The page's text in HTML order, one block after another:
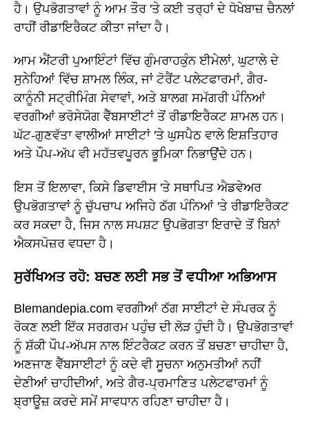
ਹੈ। ਉਪਭੋਗਤਾਵਾਂ ਨੂੰ ਆਮ ਤੌਰ 'ਤੇ ਕਈ ਤਰ੍ਹਾਂ ਦੇ ਧੋਖੇਬਾਜ਼ ਚੈਨਲਾਂ
ਰਾਹੀਂ ਰੀਡਾਇਰੈਕਟ ਕੀਤਾ ਜਾਂਦਾ ਹੈ।
ਆਮ ਐਂਟਰੀ ਪੁਆਇੰਟਾਂ ਵਿੱਚ ਗੁੰਮਰਾਹਕੁੰਨ ਈਮੇਲਾਂ, ਘੁਟਾਲੇ ਦੇ
ਸੁਨੇਹਿਆਂ ਵਿੱਚ ਸ਼ਾਮਲ ਲਿੰਕ, ਜਾਂ ਟੋਰੈਂਟ ਪਲੇਟਫਾਰਮਾਂ, ਗੈਰ-
ਕਾਨੂੰਨੀ ਸਟ੍ਰੀਮਿੰਗ ਸੇਵਾਵਾਂ, ਅਤੇ ਬਾਲਗ ਸਮੱਗਰੀ ਪੰਨਿਆਂ
ਵਰਗੀਆਂ ਭਰੋਸੇਯੋਗ ਵੈੱਬਸਾਈਟਾਂ ਤੋਂ ਰੀਡਾਇਰੈਕਟ ਸ਼ਾਮਲ ਹਨ।
ਘੱਟ-ਗੁਣਵੱਤਾ ਵਾਲੀਆਂ ਸਾਈਟਾਂ 'ਤੇ ਘੁਸਪੈਠ ਵਾਲੇ ਇਸ਼ਤਿਹਾਰ
ਅਤੇ ਪੌਪ-ਅੱਪ ਵੀ ਮਹੱਤਵਪੂਰਨ ਭੂਮਿਕਾ ਨਿਭਾਉਂਦੇ ਹਨ।
ਇਸ ਤੋਂ ਇਲਾਵਾ, ਕਿਸੇ ਡਿਵਾਈਸ 'ਤੇ ਸਥਾਪਿਤ ਐਡਵੇਅਰ
ਉਪਭੋਗਤਾਵਾਂ ਨੂੰ ਚੁੱਪਚਾਪ ਅਜਿਹੇ ਠੱਗ ਪੰਨਿਆਂ 'ਤੇ ਰੀਡਾਇਰੈਕਟ
ਕਰ ਸਕਦਾ ਹੈ, ਜਿਸ ਨਾਲ ਸਪਸ਼ਟ ਉਪਭੋਗਤਾ ਇਰਾਦੇ ਤੋਂ ਬਿਨਾਂ
ਐਕਸਪੋਜ਼ਰ ਵਧਦਾ ਹੈ।
ਸੁਰੱਖਿਅਤ ਰਹੋ: ਬਚਣ ਲਈ ਸਭ ਤੋਂ ਵਧੀਆ ਅਭਿਆਸ
Blemandepia.com ਵਰਗੀਆਂ ਠੱਗ ਸਾਈਟਾਂ ਦੇ ਸੰਪਰਕ ਨੂੰ
ਰੋਕਣ ਲਈ ਇੱਕ ਸਰਗਰਮ ਪਹੁੰਚ ਦੀ ਲੋੜ ਹੁੰਦੀ ਹੈ। ਉਪਭੋਗਤਾਵਾਂ
ਨੂੰ ਸ਼ੱਕੀ ਪੌਪ-ਅੱਪਸ ਨਾਲ ਇੰਟਰੈਕਟ ਕਰਨ ਤੋਂ ਬਚਣਾ ਚਾਹੀਦਾ ਹੈ,
ਅਣਜਾਣ ਵੈੱਬਸਾਈਟਾਂ ਨੂੰ ਕਦੇ ਵੀ ਸੂਚਨਾ ਅਨੁਮਤੀਆਂ ਨਹੀਂ
ਦੇਣੀਆਂ ਚਾਹੀਦੀਆਂ, ਅਤੇ ਗੈਰ-ਪ੍ਰਮਾਣਿਤ ਪਲੇਟਫਾਰਮਾਂ ਨੂੰ
ਬ੍ਰਾਊਜ਼ ਕਰਦੇ ਸਮੇਂ ਸਾਵਧਾਨ ਰਹਿਣਾ ਚਾਹੀਦਾ ਹੈ।